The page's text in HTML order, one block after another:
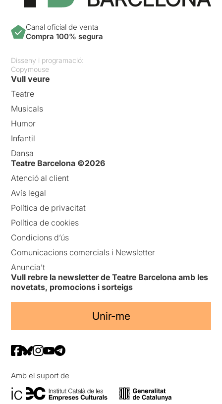
Canal oficial de venta
Compra 100% segura
Disseny i programació:
Copymouse
Vull veure
Teatre
Musicals
Humor
Infantil
Dansa
Teatre Barcelona ©2026
Atenció al client
Avís legal
Política de privacitat
Política de cookies
Condicions d’ús
Comunicacions comercials i Newsletter
Anuncia’t
Vull rebre la newsletter de Teatre Barcelona amb les
novetats, promocions i sorteigs
Unir-me
Amb el suport de